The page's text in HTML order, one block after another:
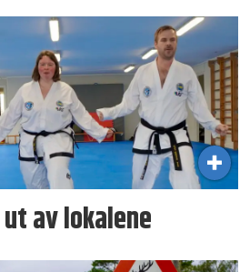
av lokalene